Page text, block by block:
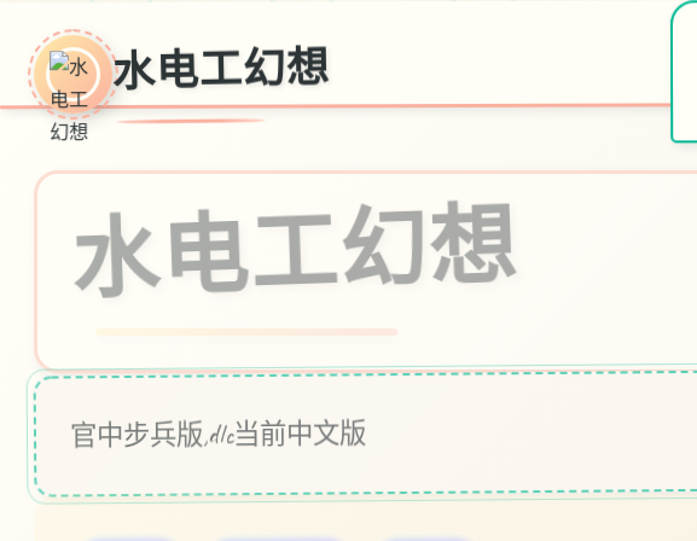
水电工幻想
水电工幻想
官中步兵版,dlc当前中文版